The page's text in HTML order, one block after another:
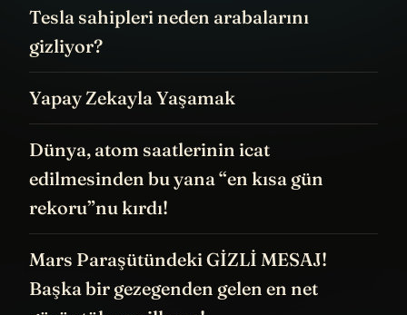
Tesla sahipleri neden arabalarını
gizliyor?
Yapay Zekayla Yaşamak
Dünya, atom saatlerinin icat
edilmesinden bu yana “en kısa gün
rekoru”nu kırdı!
Mars Paraşütündeki GİZLİ MESAJ!
Başka bir gezegenden gelen en net